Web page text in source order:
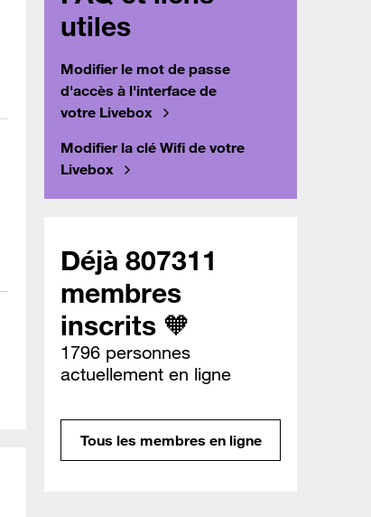
utiles
Modifier le mot de passe
d'accès à l'interface de
votre Livebox
Modifier la clé Wifi de votre
Livebox
Déjà 807311
membres
inscrits 🧡
1796 personnes
actuellement en ligne
Tous les membres en ligne